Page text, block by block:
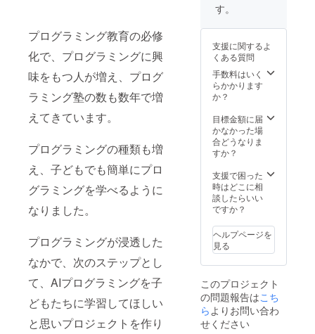
プログラミング教育の必修
化で、プログラミングに興
味をもつ人が増え、プログ
ラミング塾の数も数年で増
えてきています。
プログラミングの種類も増
え、子どもでも簡単にプロ
グラミングを学べるように
なりました。
プログラミングが浸透した
なかで、次のステップとし
て、AIプログラミングを子
どもたちに学習してほしい
と思いプロジェクトを作り
す。
支援に関するよ
くある質問
手数料はいく
らかかります
か？
目標金額に届
かなかった場
合どうなりま
すか？
支援で困った
時はどこに相
談したらいい
ですか？
ヘルプページを
見る
このプロジェクト
の問題報告はこち
らよりお問い合わ
せください